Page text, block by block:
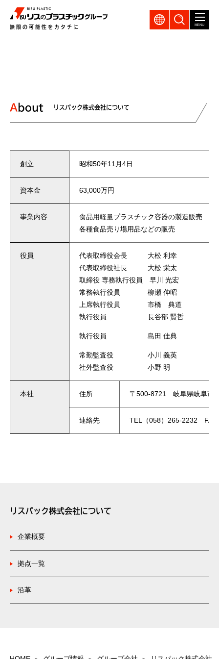
無限の可能性をカタチに
GLOBAL製品検索
MENU
About リスパック株式会社について
創立 昭和50年11月4日
資本金 63,000万円
事業内容
食品用軽量プラスチック容器の製造販売
各種食品売り場用品などの販売
役員
代表取締役会長 大松 利幸
代表取締役社長 大松 栄太
取締役 専務執行役員 早川 光宏
常務執行役員 柳瀬 伸昭
上席執行役員 市橋 典道
執行役員 長谷部 賢哲
執行役員 島田 佳典
常勤監査役 小川 義英
社外監査役 小野 明
本社 住所 〒500-8721 岐阜県岐阜市
連絡先 TEL（058）265-2232 FAX
リスパック株式会社について
企業概要
拠点一覧
沿革